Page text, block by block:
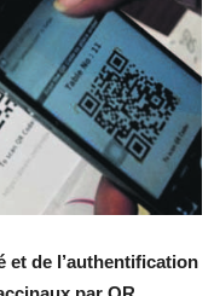
et de l’authentification